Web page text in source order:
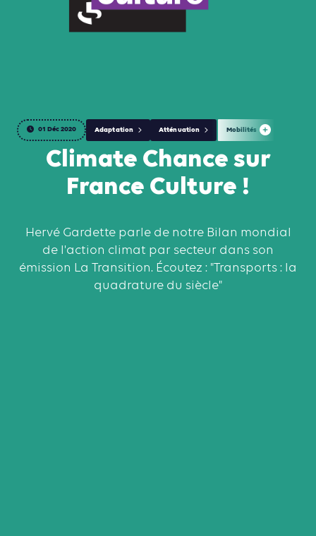
01 Déc 2020 Adaptation Atténuation Mobilités
Climate Chance sur
France Culture !
Hervé Gardette parle de notre Bilan mondial
de l'action climat par secteur dans son
émission La Transition. Écoutez : "Transports : la
quadrature du siècle"